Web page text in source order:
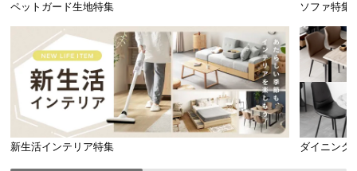
ペットガード生地特集 ソファ特集
新生活インテリア特集 ダイニング